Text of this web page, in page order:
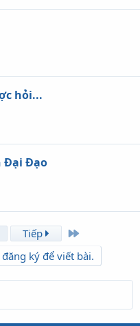
hỏi...
Đại Đạo
Tiếp
Last
ký để viết bài.